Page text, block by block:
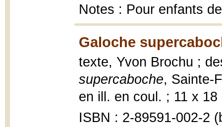
Notes : Pour enfants
Galoche
texte, Yvon Brochu ;
supercaboche, Sainte-
en ill. en coul. ; 11 x 18
ISBN : 2-89591-002-2